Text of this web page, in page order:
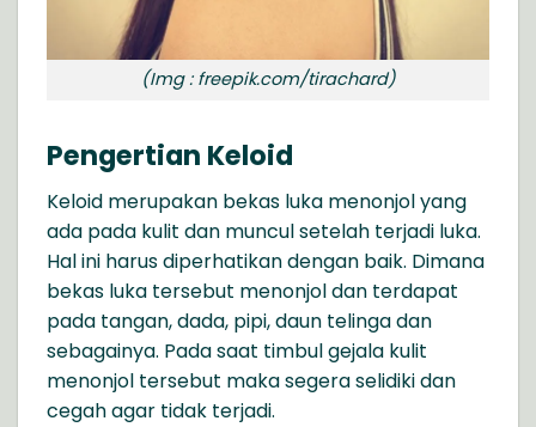
(Img : freepik.com/tirachard)
Pengertian Keloid
Keloid merupakan bekas luka menonjol yang
ada pada kulit dan muncul setelah terjadi luka.
Hal ini harus diperhatikan dengan baik. Dimana
bekas luka tersebut menonjol dan terdapat
pada tangan, dada, pipi, daun telinga dan
sebagainya. Pada saat timbul gejala kulit
menonjol tersebut maka segera selidiki dan
cegah agar tidak terjadi.